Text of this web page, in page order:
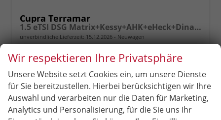
Cupra Terramar
1.5 eTSI DSG Matrix+Kessy+AHK+eHeck+Dinamica+CarPlay+eHeck+GV5
unverbindliche Lieferzeit: 15.12.2026 Neuwagen
Fahrzeugnr. 97943 Getriebe
Benzin
110 kW (150 PS) 20 km
36.639,– €
incl. 19% MwSt.
Rückruf PDF-
Fahrzeug
Wir respektieren Ihre Privatsphäre
Unsere Website setzt Cookies ein, um unsere Dienste
für Sie bereitzustellen. Hierbei berücksichtigen wir Ihre
Auswahl und verarbeiten nur die Daten für Marketing,
Analytics und Personalisierung, für die Sie uns Ihr